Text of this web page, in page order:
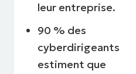
leur entreprise.
90 % des
cyberdirigeants
estiment que